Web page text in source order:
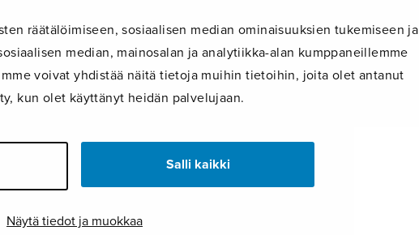
räätälöimiseen, sosiaalisen median ominaisuuksien tukemiseen ja
median, mainosalan ja analytiikka-alan kumppaneillemme
voivat yhdistää näitä tietoja muihin tietoihin, joita olet antanut
kun olet käyttänyt heidän palvelujaan.
Salli kaikki
Näytä tiedot ja muokkaa